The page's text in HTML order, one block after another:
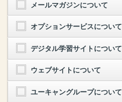
メールマガジンについて
オプションサービスについて
デジタル学習サイトについて
ウェブサイトについて
ユーキャングループについて